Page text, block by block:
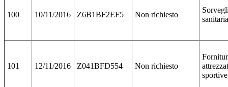
100 10/11/2016 Z6B1BF2EF5 Non richiesto
sanitaria
101 12/11/2016 Z041BFD554 Non richiesto
sportive